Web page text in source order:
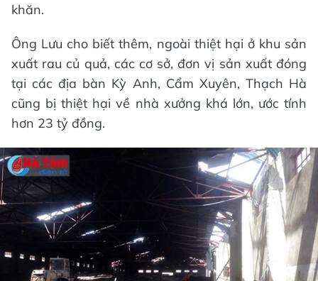
khăn.
Ông Lưu cho biết thêm, ngoài thiệt hại ở khu sản
xuất rau củ quả, các cơ sở, đơn vị sản xuất đóng
tại các địa bàn Kỳ Anh, Cẩm Xuyên, Thạch Hà
cũng bị thiệt hại về nhà xưởng khá lớn, ước tính
hơn 23 tỷ đồng.